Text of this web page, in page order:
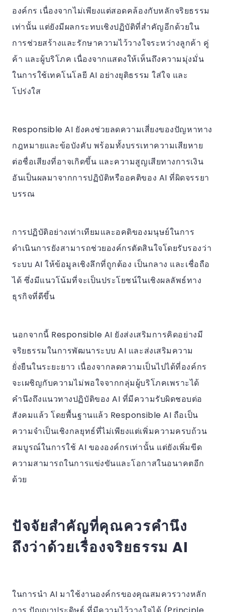
องค์กร เนื่องจากไม่เพียงแต่สอดคล้องกับหลักจริยธรรม
เท่านั้น แต่ยังมีผลกระทบเชิงปฏิบัติที่สำคัญอีกด้วยใน
การช่วยสร้างและรักษาความไว้วางใจระหว่างลูกค้า คู่
ค้า และผู้บริโภค เนื่องจากแสดงให้เห็นถึงความมุ่งมั่น
ในการใช้เทคโนโลยี AI อย่างยุติธรรม ใส่ใจ และ
โปร่งใส
Responsible AI ยังคงช่วยลดความเสี่ยงของปัญหาทาง
กฎหมายและข้อบังคับ พร้อมทั้งบรรเทาความเสียหาย
ต่อชื่อเสียงที่อาจเกิดขึ้น และความสูญเสียทางการเงิน
อันเป็นผลมาจากการปฏิบัติหรืออคติของ AI ที่ผิดจรรยา
บรรณ
การปฏิบัติอย่างเท่าเทียมและอคติของมนุษย์ในการ
ดำเนินการยังสามารถช่วยองค์กรตัดสินใจโดยรับรองว่า
ระบบ AI ให้ข้อมูลเชิงลึกที่ถูกต้อง เป็นกลาง และเชื่อถือ
ได้ ซึ่งมีแนวโน้มที่จะเป็นประโยชน์ในเชิงผลลัพธ์ทาง
ธุรกิจที่ดีขึ้น
นอกจากนี้ Responsible AI ยังส่งเสริมการคิดอย่างมี
จริยธรรมในการพัฒนาระบบ AI และส่งเสริมความ
ยั่งยืนในระยะยาว เนื่องจากลดความเป็นไปได้ที่องค์กร
จะเผชิญกับความไม่พอใจจากกลุ่มผู้บริโภคเพราะได้
คำนึงถึงแนวทางปฏิบัติของ AI ที่มีความรับผิดชอบต่อ
สังคมแล้ว โดยพื้นฐานแล้ว Responsible AI ถือเป็น
ความจำเป็นเชิงกลยุทธ์ที่ไม่เพียงแต่เพิ่มความครบถ้วน
สมบูรณ์ในการใช้ AI ขององค์กรเท่านั้น แต่ยังเพิ่มขีด
ความสามารถในการแข่งขันและโอกาสในอนาคตอีก
ด้วย
ปัจจัยสำคัญที่คุณควรคำนึง
ถึงว่าด้วยเรื่องจริยธรรม AI
ในการนำ AI มาใช้งานองค์กรของคุณสมควรวางหลัก